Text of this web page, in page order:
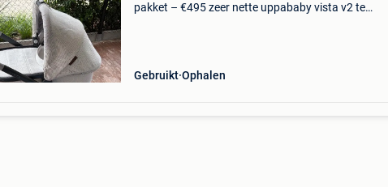
pakket – €495 zeer nette uppababy vista v2 te
Gebruikt Ophalen